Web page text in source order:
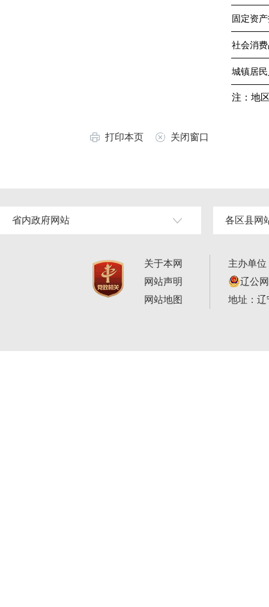
固定资
社会消
城镇居
注：地
打印本页 关闭窗口
省内政府网站 各区县网
关于本网
网站声明
网站地图
主办单
辽公
地址：辽